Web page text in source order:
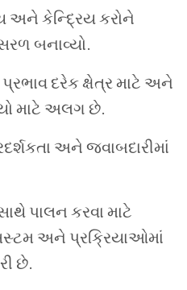
કેન્દ્રિય કરોને
બનાવ્યો.
દરેક ક્ષેત્ર માટે અને
માટે અલગ છે.
અને જવાબદારીમાં
પાલન કરવા માટે
અને પ્રક્રિયાઓમાં
છે.